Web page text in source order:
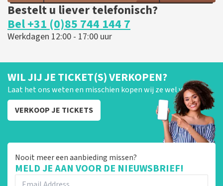
Bestelt u liever telefonisch?
Bel +31 (0)85 744 144 7
Werkdagen 12:00 - 17:00 uur
WIL JIJ JE TICKET(S) VERKOPEN?
Laat het ons weten en misschien kopen wij ze wel van je!
VERKOOP JE TICKETS
Nooit meer een aanbieding missen?
MELD JE AAN VOOR DE NIEUWSBRIEF!